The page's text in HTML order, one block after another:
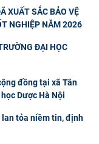
XUẤT SẮC BẢO VỆ
NGHIỆP NĂM 2026
ĐẠI HỌC
đồng tại xã Tân
Dược Hà Nội
tỏa niềm tin, định